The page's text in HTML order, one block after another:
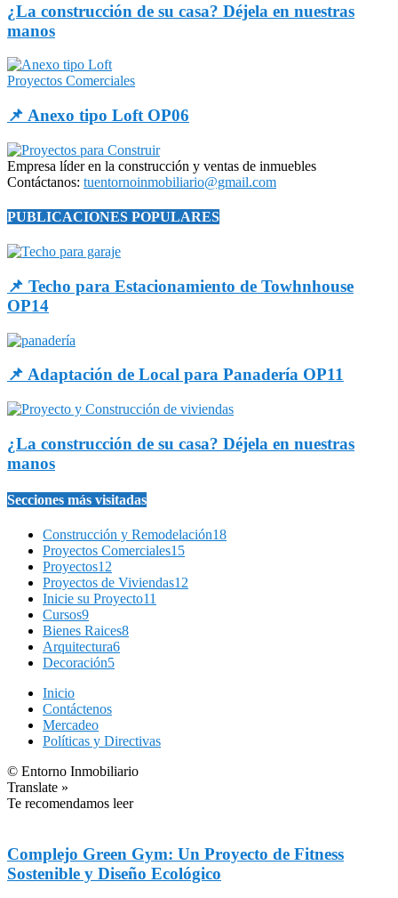
¿La construcción de su casa? Déjela en nuestras
manos
Proyectos Comerciales
📌 Anexo tipo Loft OP06
Empresa líder en la construcción y ventas de inmuebles
Contáctanos: tuentornoinmobiliario@gmail.com
PUBLICACIONES POPULARES
📌 Techo para Estacionamiento de Towhnhouse
OP14
📌 Adaptación de Local para Panadería OP11
¿La construcción de su casa? Déjela en nuestras
manos
Secciones más visitadas
Construcción y Remodelación18
Proyectos Comerciales15
Proyectos12
Proyectos de Viviendas12
Inicie su Proyecto11
Cursos9
Bienes Raices8
Arquitectura6
Decoración5
Inicio
Contáctenos
Mercadeo
Políticas y Directivas
© Entorno Inmobiliario
Translate »
Te recomendamos leer
Complejo Green Gym: Un Proyecto de Fitness
Sostenible y Diseño Ecológico